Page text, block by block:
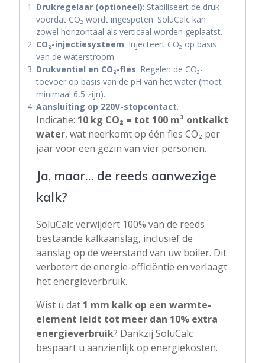
Drukregelaar (optioneel): Stabiliseert de druk
voordat CO₂ wordt ingespoten. SoluCalc kan
zowel horizontaal als verticaal worden geplaatst.
CO₂-injectiesysteem: Injecteert CO₂ op basis
van de waterstroom.
Drukventiel en CO₂-fles: Regelen de CO₂-
toevoer op basis van de pH van het water (moet
minimaal 6,5 zijn).
Aansluiting op 220V-stopcontact.
Indicatie: 10 kg CO₂ = tot 100 m³ ontkalkt
water, wat neerkomt op één fles CO₂ per
jaar voor een gezin van vier personen.
Ja, maar… de reeds aanwezige
kalk?
SoluCalc verwijdert 100% van de reeds
bestaande kalkaanslag, inclusief de
aanslag op de weerstand van uw boiler. Dit
verbetert de energie-efficiëntie en verlaagt
het energieverbruik.
Wist u dat 1 mm kalk op een warmte-
element leidt tot meer dan 10% extra
energieverbruik? Dankzij SoluCalc
bespaart u aanzienlijk op energiekosten.